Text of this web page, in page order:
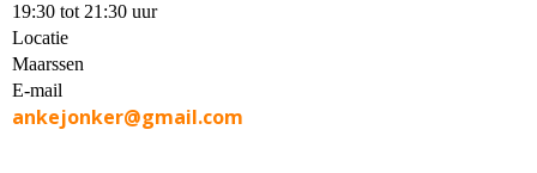
19:30 tot 21:30 uur
Locatie
Maarssen
E-mail
ankejonker@gmail.com